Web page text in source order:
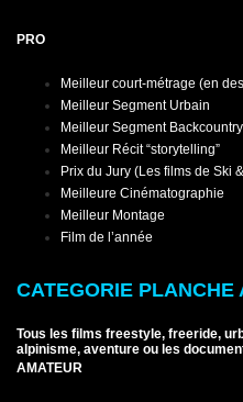
PRO
Meilleur court-métrage (en
Meilleur Segment Urbain
Meilleur Segment Backcountry
Meilleur Récit “storytelling”
Prix du Jury (Les films de Ski
Meilleure Cinématographie
Meilleur Montage
Film de l’année
CATEGORIE PLANCHE
Tous les films freestyle, freeride,
alpinisme, aventure ou les
AMATEUR